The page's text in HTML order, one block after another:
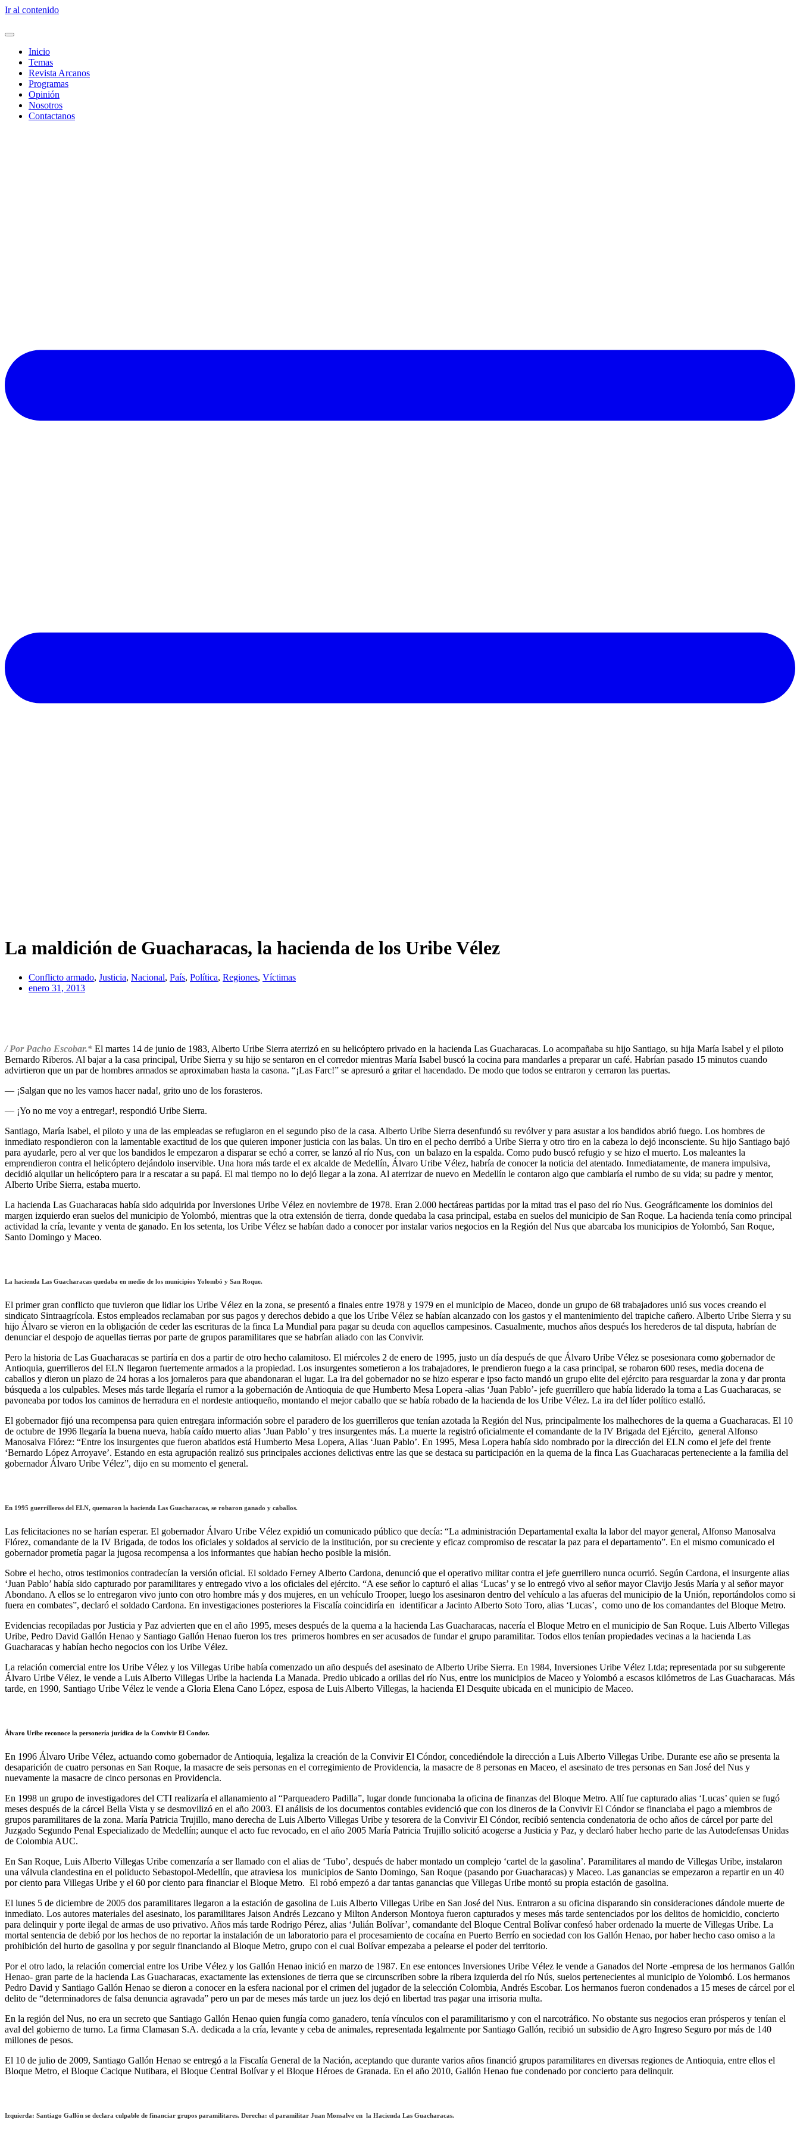
Ir al contenido
Inicio
Temas
Revista Arcanos
Programas
Opinión
Nosotros
Contactanos
La maldición de Guacharacas, la hacienda de los Uribe Vélez
Conflicto armado, Justicia, Nacional, País, Política, Regiones, Víctimas
enero 31, 2013
/ Por Pacho Escobar.* El martes 14 de junio de 1983, Alberto Uribe Sierra aterrizó en su helicóptero privado en la hacienda Las Guacharacas. Lo acompañaba su hijo Santiago, su hija María Isabel y el piloto
Bernardo Riberos. Al bajar a la casa principal, Uribe Sierra y su hijo se sentaron en el corredor mientras María Isabel buscó la cocina para mandarles a preparar un café. Habrían pasado 15 minutos cuando
advirtieron que un par de hombres armados se aproximaban hasta la casona. “¡Las Farc!” se apresuró a gritar el hacendado. De modo que todos se entraron y cerraron las puertas.
— ¡Salgan que no les vamos hacer nada!, grito uno de los forasteros.
— ¡Yo no me voy a entregar!, respondió Uribe Sierra.
Santiago, María Isabel, el piloto y una de las empleadas se refugiaron en el segundo piso de la casa. Alberto Uribe Sierra desenfundó su revólver y para asustar a los bandidos abrió fuego. Los hombres de
inmediato respondieron con la lamentable exactitud de los que quieren imponer justicia con las balas. Un tiro en el pecho derribó a Uribe Sierra y otro tiro en la cabeza lo dejó inconsciente. Su hijo Santiago bajó
para ayudarle, pero al ver que los bandidos le empezaron a disparar se echó a correr, se lanzó al río Nus, con un balazo en la espalda. Como pudo buscó refugio y se hizo el muerto. Los maleantes la
emprendieron contra el helicóptero dejándolo inservible. Una hora más tarde el ex alcalde de Medellín, Álvaro Uribe Vélez, habría de conocer la noticia del atentado. Inmediatamente, de manera impulsiva,
decidió alquilar un helicóptero para ir a rescatar a su papá. El mal tiempo no lo dejó llegar a la zona. Al aterrizar de nuevo en Medellín le contaron algo que cambiaría el rumbo de su vida; su padre y mentor,
Alberto Uribe Sierra, estaba muerto.
La hacienda Las Guacharacas había sido adquirida por Inversiones Uribe Vélez en noviembre de 1978. Eran 2.000 hectáreas partidas por la mitad tras el paso del río Nus. Geográficamente los dominios del
margen izquierdo eran suelos del municipio de Yolombó, mientras que la otra extensión de tierra, donde quedaba la casa principal, estaba en suelos del municipio de San Roque. La hacienda tenía como principal
actividad la cría, levante y venta de ganado. En los setenta, los Uribe Vélez se habían dado a conocer por instalar varios negocios en la Región del Nus que abarcaba los municipios de Yolombó, San Roque,
Santo Domingo y Maceo.
La hacienda Las Guacharacas quedaba en medio de los municipios Yolombó y San Roque.
El primer gran conflicto que tuvieron que lidiar los Uribe Vélez en la zona, se presentó a finales entre 1978 y 1979 en el municipio de Maceo, donde un grupo de 68 trabajadores unió sus voces creando el
sindicato Sintraagrícola. Estos empleados reclamaban por sus pagos y derechos debido a que los Uribe Vélez se habían alcanzado con los gastos y el mantenimiento del trapiche cañero. Alberto Uribe Sierra y su
hijo Álvaro se vieron en la obligación de ceder las escrituras de la finca La Mundial para pagar su deuda con aquellos campesinos. Casualmente, muchos años después los herederos de tal disputa, habrían de
denunciar el despojo de aquellas tierras por parte de grupos paramilitares que se habrían aliado con las Convivir.
Pero la historia de Las Guacharacas se partiría en dos a partir de otro hecho calamitoso. El miércoles 2 de enero de 1995, justo un día después de que Álvaro Uribe Vélez se posesionara como gobernador de
Antioquia, guerrilleros del ELN llegaron fuertemente armados a la propiedad. Los insurgentes sometieron a los trabajadores, le prendieron fuego a la casa principal, se robaron 600 reses, media docena de
caballos y dieron un plazo de 24 horas a los jornaleros para que abandonaran el lugar. La ira del gobernador no se hizo esperar e ipso facto mandó un grupo elite del ejército para resguardar la zona y dar pronta
búsqueda a los culpables. Meses más tarde llegaría el rumor a la gobernación de Antioquia de que Humberto Mesa Lopera -alias ‘Juan Pablo’- jefe guerrillero que había liderado la toma a Las Guacharacas, se
pavoneaba por todos los caminos de herradura en el nordeste antioqueño, montando el mejor caballo que se había robado de la hacienda de los Uribe Vélez. La ira del líder político estalló.
El gobernador fijó una recompensa para quien entregara información sobre el paradero de los guerrilleros que tenían azotada la Región del Nus, principalmente los malhechores de la quema a Guacharacas. El 10
de octubre de 1996 llegaría la buena nueva, había caído muerto alias ‘Juan Pablo’ y tres insurgentes más. La muerte la registró oficialmente el comandante de la IV Brigada del Ejército, general Alfonso
Manosalva Flórez: “Entre los insurgentes que fueron abatidos está Humberto Mesa Lopera, Alias ‘Juan Pablo’. En 1995, Mesa Lopera había sido nombrado por la dirección del ELN como el jefe del frente
‘Bernardo López Arroyave’. Estando en esta agrupación realizó sus principales acciones delictivas entre las que se destaca su participación en la quema de la finca Las Guacharacas perteneciente a la familia del
gobernador Álvaro Uribe Vélez”, dijo en su momento el general.
En 1995 guerrilleros del ELN, quemaron la hacienda Las Guacharacas, se robaron ganado y caballos.
Las felicitaciones no se harían esperar. El gobernador Álvaro Uribe Vélez expidió un comunicado público que decía: “La administración Departamental exalta la labor del mayor general, Alfonso Manosalva
Flórez, comandante de la IV Brigada, de todos los oficiales y soldados al servicio de la institución, por su creciente y eficaz compromiso de rescatar la paz para el departamento”. En el mismo comunicado el
gobernador prometía pagar la jugosa recompensa a los informantes que habían hecho posible la misión.
Sobre el hecho, otros testimonios contradecían la versión oficial. El soldado Ferney Alberto Cardona, denunció que el operativo militar contra el jefe guerrillero nunca ocurrió. Según Cardona, el insurgente alias
‘Juan Pablo’ había sido capturado por paramilitares y entregado vivo a los oficiales del ejército. “A ese señor lo capturó el alias ‘Lucas’ y se lo entregó vivo al señor mayor Clavijo Jesús María y al señor mayor
Abondano. A ellos se lo entregaron vivo junto con otro hombre más y dos mujeres, en un vehículo Trooper, luego los asesinaron dentro del vehículo a las afueras del municipio de la Unión, reportándolos como si
fuera en combates”, declaró el soldado Cardona. En investigaciones posteriores la Fiscalía coincidiría en identificar a Jacinto Alberto Soto Toro, alias ‘Lucas’, como uno de los comandantes del Bloque Metro.
Evidencias recopiladas por Justicia y Paz advierten que en el año 1995, meses después de la quema a la hacienda Las Guacharacas, nacería el Bloque Metro en el municipio de San Roque. Luis Alberto Villegas
Uribe, Pedro David Gallón Henao y Santiago Gallón Henao fueron los tres primeros hombres en ser acusados de fundar el grupo paramilitar. Todos ellos tenían propiedades vecinas a la hacienda Las
Guacharacas y habían hecho negocios con los Uribe Vélez.
La relación comercial entre los Uribe Vélez y los Villegas Uribe había comenzado un año después del asesinato de Alberto Uribe Sierra. En 1984, Inversiones Uribe Vélez Ltda; representada por su subgerente
Álvaro Uribe Vélez, le vende a Luis Alberto Villegas Uribe la hacienda La Manada. Predio ubicado a orillas del río Nus, entre los municipios de Maceo y Yolombó a escasos kilómetros de Las Guacharacas. Más
tarde, en 1990, Santiago Uribe Vélez le vende a Gloria Elena Cano López, esposa de Luis Alberto Villegas, la hacienda El Desquite ubicada en el municipio de Maceo.
Álvaro Uribe reconoce la personería jurídica de la Convivir El Condor.
En 1996 Álvaro Uribe Vélez, actuando como gobernador de Antioquia, legaliza la creación de la Convivir El Cóndor, concediéndole la dirección a Luis Alberto Villegas Uribe. Durante ese año se presenta la
desaparición de cuatro personas en San Roque, la masacre de seis personas en el corregimiento de Providencia, la masacre de 8 personas en Maceo, el asesinato de tres personas en San José del Nus y
nuevamente la masacre de cinco personas en Providencia.
En 1998 un grupo de investigadores del CTI realizaría el allanamiento al “Parqueadero Padilla”, lugar donde funcionaba la oficina de finanzas del Bloque Metro. Allí fue capturado alias ‘Lucas’ quien se fugó
meses después de la cárcel Bella Vista y se desmovilizó en el año 2003. El análisis de los documentos contables evidenció que con los dineros de la Convivir El Cóndor se financiaba el pago a miembros de
grupos paramilitares de la zona. María Patricia Trujillo, mano derecha de Luis Alberto Villegas Uribe y tesorera de la Convivir El Cóndor, recibió sentencia condenatoria de ocho años de cárcel por parte del
Juzgado Segundo Penal Especializado de Medellín; aunque el acto fue revocado, en el año 2005 María Patricia Trujillo solicitó acogerse a Justicia y Paz, y declaró haber hecho parte de las Autodefensas Unidas
de Colombia AUC.
En San Roque, Luis Alberto Villegas Uribe comenzaría a ser llamado con el alias de ‘Tubo’, después de haber montado un complejo ‘cartel de la gasolina’. Paramilitares al mando de Villegas Uribe, instalaron
una válvula clandestina en el poliducto Sebastopol-Medellín, que atraviesa los municipios de Santo Domingo, San Roque (pasando por Guacharacas) y Maceo. Las ganancias se empezaron a repartir en un 40
por ciento para Villegas Uribe y el 60 por ciento para financiar el Bloque Metro. El robó empezó a dar tantas ganancias que Villegas Uribe montó su propia estación de gasolina.
El lunes 5 de diciembre de 2005 dos paramilitares llegaron a la estación de gasolina de Luis Alberto Villegas Uribe en San José del Nus. Entraron a su oficina disparando sin consideraciones dándole muerte de
inmediato. Los autores materiales del asesinato, los paramilitares Jaison Andrés Lezcano y Milton Anderson Montoya fueron capturados y meses más tarde sentenciados por los delitos de homicidio, concierto
para delinquir y porte ilegal de armas de uso privativo. Años más tarde Rodrigo Pérez, alias ‘Julián Bolívar’, comandante del Bloque Central Bolívar confesó haber ordenado la muerte de Villegas Uribe. La
mortal sentencia de debió por los hechos de no reportar la instalación de un laboratorio para el procesamiento de cocaína en Puerto Berrío en sociedad con los Gallón Henao, por haber hecho caso omiso a la
prohibición del hurto de gasolina y por seguir financiando al Bloque Metro, grupo con el cual Bolívar empezaba a pelearse el poder del territorio.
Por el otro lado, la relación comercial entre los Uribe Vélez y los Gallón Henao inició en marzo de 1987. En ese entonces Inversiones Uribe Vélez le vende a Ganados del Norte -empresa de los hermanos Gallón
Henao- gran parte de la hacienda Las Guacharacas, exactamente las extensiones de tierra que se circunscriben sobre la ribera izquierda del río Nús, suelos pertenecientes al municipio de Yolombó. Los hermanos
Pedro David y Santiago Gallón Henao se dieron a conocer en la esfera nacional por el crimen del jugador de la selección Colombia, Andrés Escobar. Los hermanos fueron condenados a 15 meses de cárcel por el
delito de “determinadores de falsa denuncia agravada” pero un par de meses más tarde un juez los dejó en libertad tras pagar una irrisoria multa.
En la región del Nus, no era un secreto que Santiago Gallón Henao quien fungía como ganadero, tenía vínculos con el paramilitarismo y con el narcotráfico. No obstante sus negocios eran prósperos y tenían el
aval del gobierno de turno. La firma Clamasan S.A. dedicada a la cría, levante y ceba de animales, representada legalmente por Santiago Gallón, recibió un subsidio de Agro Ingreso Seguro por más de 140
millones de pesos.
El 10 de julio de 2009, Santiago Gallón Henao se entregó a la Fiscalía General de la Nación, aceptando que durante varios años financió grupos paramilitares en diversas regiones de Antioquia, entre ellos el
Bloque Metro, el Bloque Cacique Nutibara, el Bloque Central Bolívar y el Bloque Héroes de Granada. En el año 2010, Gallón Henao fue condenado por concierto para delinquir.
Izquierda: Santiago Gallón se declara culpable de financiar grupos paramilitares. Derecha: el paramilitar Juan Monsalve en la Hacienda Las Guacharacas.